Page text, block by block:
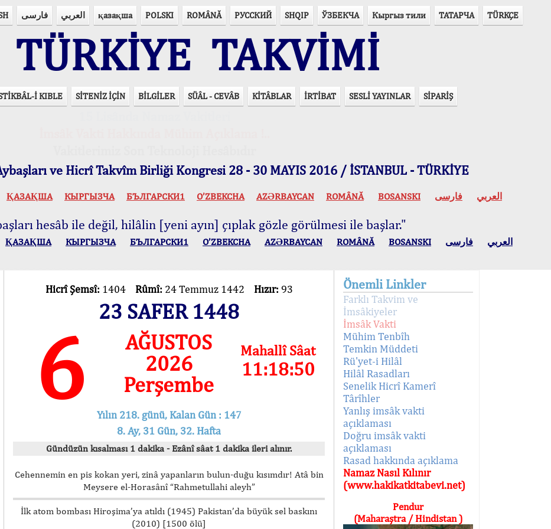
فارسی العربي қазақша POLSKI ROMÂNĂ РУССКИЙ SHQIP ЎЗБЕКЧА Кыргыз тили ТАТАРЧА TÜRKÇE
TAKVİMİ
İ KIBLE SİTENİZ İÇİN BİLGİLER SÜÂL - CEVÂB KİTÂBLAR İRTİBAT SESLİ YAYINLAR SİPARİŞ
ve Hicrî Takvîm Birliği Kongresi 28 - 30 MAYIS 2016 / İSTANBUL - TÜRKİYE
ҚАЗАҚША КЫPГЫЗЧA БЪЛГАРСКИ1 O’ZBEKCHA AZӘRBAYCAN ROMÂNĂ BOSANSKI العربي فارسی
hesâb ile değil, hilâlin [yeni ayın] çıplak gözle görülmesi ile başlar."
ҚАЗАҚША КЫPГЫЗЧA БЪЛГАРСКИ1 O’ZBEKCHA AZӘRBAYCAN ROMÂNĂ BOSANSKI العربي فارسی
Hicrî Şemsî: 1404 Rûmî: 24 Temmuz 1442 Hızır: 93
23 SAFER 1448
6
AĞUSTOS
2026
Perşembe
Mahallî Sâat
11:18:50
Yılın 218. günü, Kalan Gün : 147
8. Ay, 31 Gün, 32. Hafta
Gündüzün kısalması 1 dakika - Ezânî sâat 1 dakika ileri alınır.
Cehennemin en pis kokan yeri, zinâ yapanların bulun-duğu kısımdır! Atâ bin
Meysere el-Horasânî “Rahmetullahi aleyh”
İlk atom bombası Hiroşima’ya atıldı (1945) Pakistan’da büyük sel baskını
(2010) [1500 ölü]
Önemli Linkler
Farklı Takvim ve
İmsâkiyeler
İmsâk Vakti
Mühim Tenbîh
Temkin Müddeti
Rü'yet-i Hilâl
Hilâl Rasadları
Senelik Hicrî Kamerî
Târîhler
Yanlış imsâk vakti
açıklaması
Doğru imsâk vakti
açıklaması
Rasad hakkında açıklama
Namaz Nasıl Kılınır
(www.hakikatkitabevi.net)
Pendur
(Maharaştra / Hindistan )